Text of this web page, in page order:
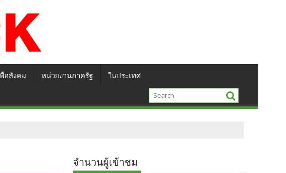
อสังคม หน่วยงานภาครัฐ ในประเทศ
จำนวนผู้เข้าชม